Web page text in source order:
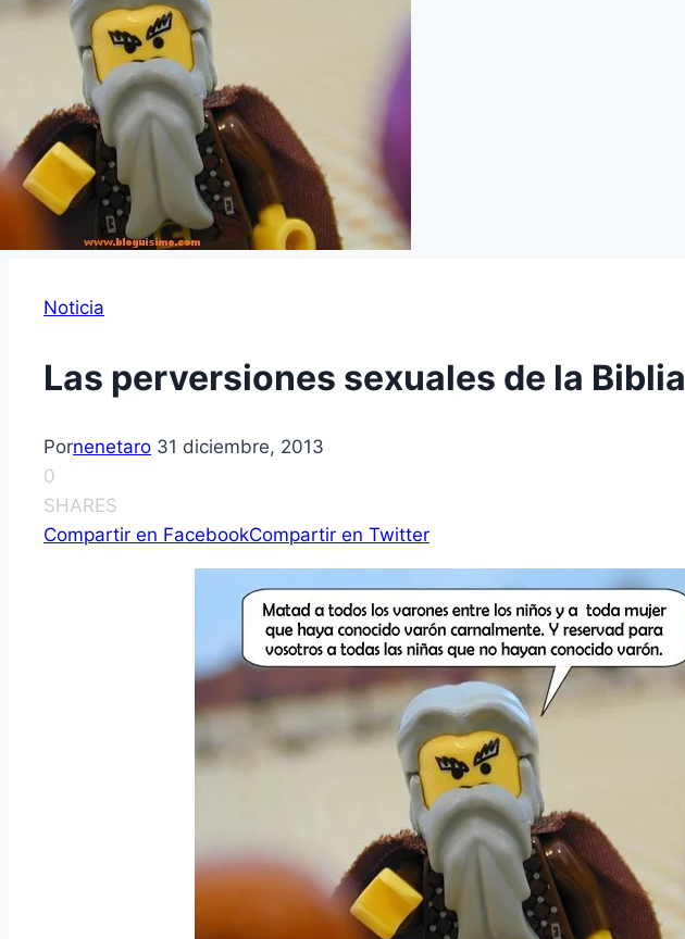
Noticia
Las perversiones sexuales de la Biblia
Pornenetaro 31 diciembre, 2013
0
SHARES
Compartir en FacebookCompartir en Twitter